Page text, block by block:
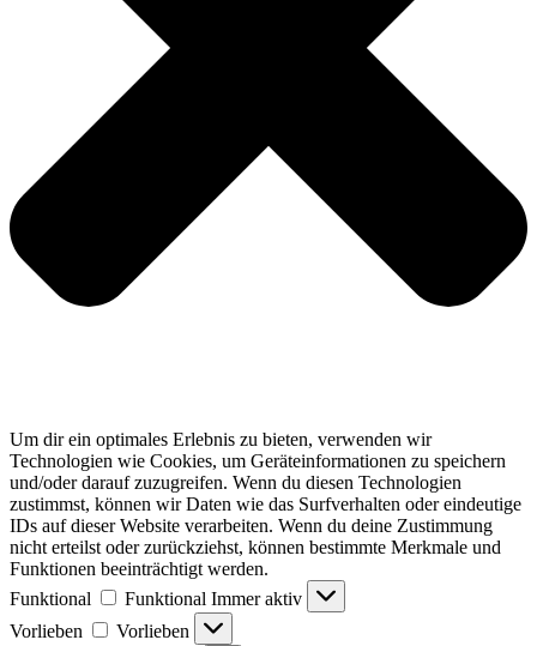
Um dir ein optimales Erlebnis zu bieten, verwenden wir
Technologien wie Cookies, um Geräteinformationen zu speichern
und/oder darauf zuzugreifen. Wenn du diesen Technologien
zustimmst, können wir Daten wie das Surfverhalten oder eindeutige
IDs auf dieser Website verarbeiten. Wenn du deine Zustimmung
nicht erteilst oder zurückziehst, können bestimmte Merkmale und
Funktionen beeinträchtigt werden.
Funktional
Funktional Immer aktiv
Vorlieben
Vorlieben